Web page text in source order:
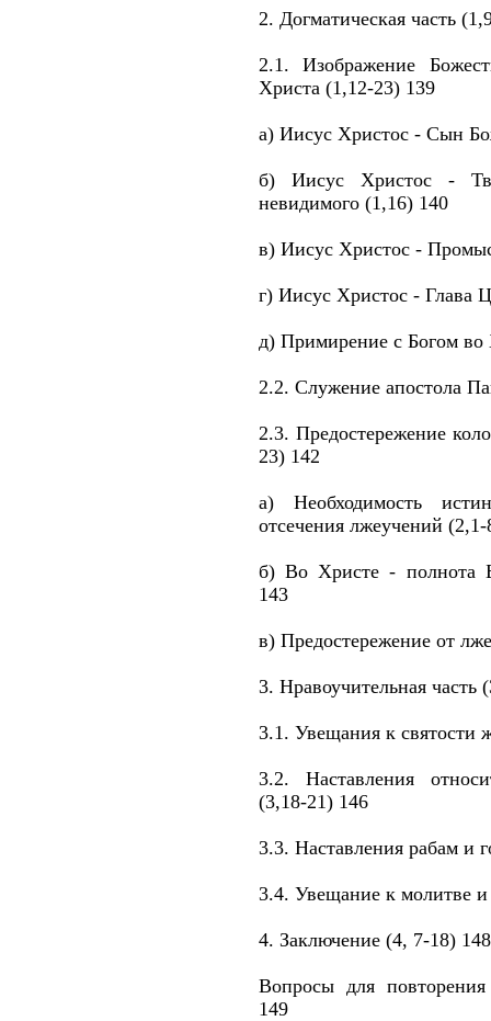
2. Догматическая часть
2.1. Изображение
Христа (1,12-23) 139
а) Иисус Христос - Сын
б) Иисус Христос -
невидимого (1,16) 140
в) Иисус Христос -
г) Иисус Христос - Глава
д) Примирение с Богом во
2.2. Служение апостола
2.3. Предостережение
23) 142
а) Необходимость
отсечения лжеучений
б) Во Христе - полнота
143
в) Предостережение от
3. Нравоучительная часть
3.1. Увещания к святости
3.2. Наставления
(3,18-21) 146
3.3. Наставления рабам и
3.4. Увещание к молитве и
4. Заключение (4, 7-18) 148
Вопросы для
149